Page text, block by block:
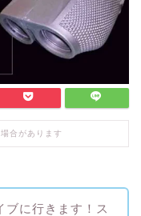
合があります
ブに行きます！ス